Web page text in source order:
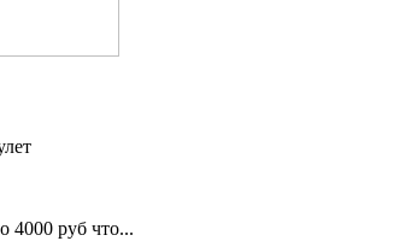
4000 руб что...